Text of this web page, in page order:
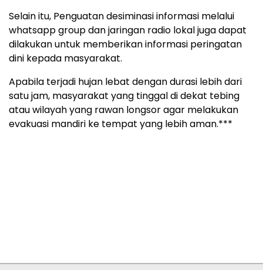
Selain itu, Penguatan desiminasi informasi melalui
whatsapp group dan jaringan radio lokal juga dapat
dilakukan untuk memberikan informasi peringatan
dini kepada masyarakat.
Apabila terjadi hujan lebat dengan durasi lebih dari
satu jam, masyarakat yang tinggal di dekat tebing
atau wilayah yang rawan longsor agar melakukan
evakuasi mandiri ke tempat yang lebih aman.***